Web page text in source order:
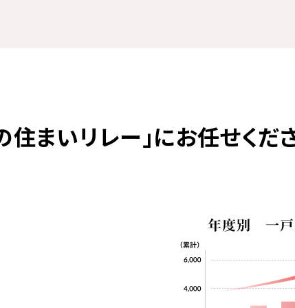
まいリレー」にお任せくだ